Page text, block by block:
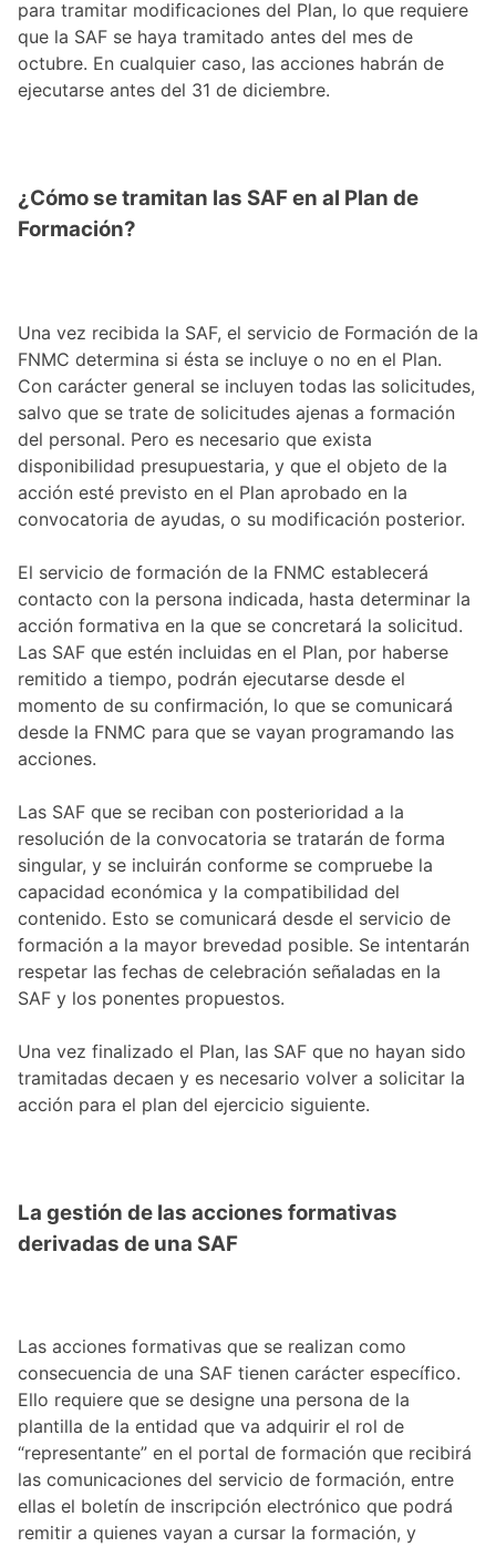
para tramitar modificaciones del Plan, lo que requiere
que la SAF se haya tramitado antes del mes de
octubre. En cualquier caso, las acciones habrán de
ejecutarse antes del 31 de diciembre.
¿Cómo se tramitan las SAF en al Plan de
Formación?
Una vez recibida la SAF, el servicio de Formación de la
FNMC determina si ésta se incluye o no en el Plan.
Con carácter general se incluyen todas las solicitudes,
salvo que se trate de solicitudes ajenas a formación
del personal. Pero es necesario que exista
disponibilidad presupuestaria, y que el objeto de la
acción esté previsto en el Plan aprobado en la
convocatoria de ayudas, o su modificación posterior.
El servicio de formación de la FNMC establecerá
contacto con la persona indicada, hasta determinar la
acción formativa en la que se concretará la solicitud.
Las SAF que estén incluidas en el Plan, por haberse
remitido a tiempo, podrán ejecutarse desde el
momento de su confirmación, lo que se comunicará
desde la FNMC para que se vayan programando las
acciones.
Las SAF que se reciban con posterioridad a la
resolución de la convocatoria se tratarán de forma
singular, y se incluirán conforme se compruebe la
capacidad económica y la compatibilidad del
contenido. Esto se comunicará desde el servicio de
formación a la mayor brevedad posible. Se intentarán
respetar las fechas de celebración señaladas en la
SAF y los ponentes propuestos.
Una vez finalizado el Plan, las SAF que no hayan sido
tramitadas decaen y es necesario volver a solicitar la
acción para el plan del ejercicio siguiente.
La gestión de las acciones formativas
derivadas de una SAF
Las acciones formativas que se realizan como
consecuencia de una SAF tienen carácter específico.
Ello requiere que se designe una persona de la
plantilla de la entidad que va adquirir el rol de
“representante” en el portal de formación que recibirá
las comunicaciones del servicio de formación, entre
ellas el boletín de inscripción electrónico que podrá
remitir a quienes vayan a cursar la formación, y